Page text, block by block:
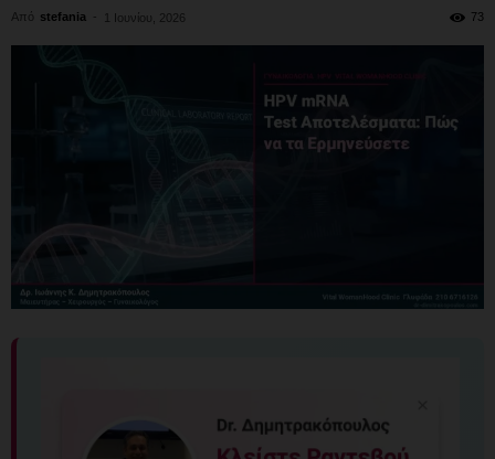
Από stefania - 1 Ιουνίου, 2026 73